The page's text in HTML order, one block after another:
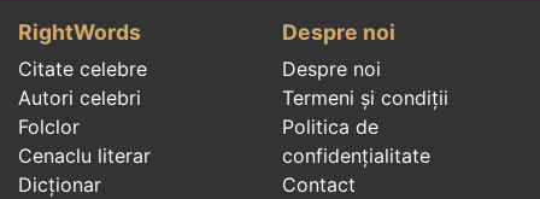
RightWords
Citate celebre
Autori celebri
Folclor
Cenaclu literar
Dicționar
Despre noi
Despre noi
Termeni și condiții
Politica de
confidenţialitate
Contact